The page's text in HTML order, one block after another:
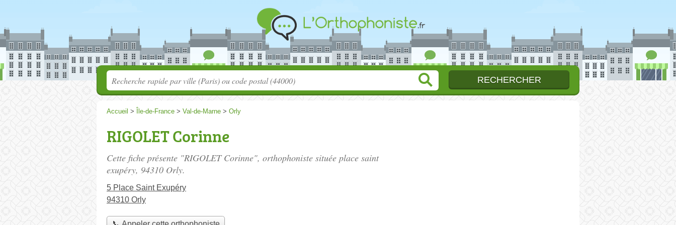
Accueil > Île-de-France > Val-de-Marne > Orly
RIGOLET Corinne
Cette fiche présente "RIGOLET Corinne", orthophoniste située place saint
exupéry, 94310 Orly.
5 Place Saint Exupéry
94310 Orly